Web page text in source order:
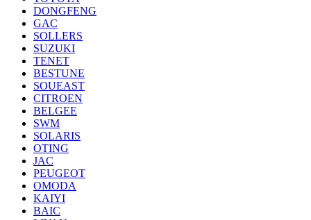
DONGFENG
GAC
SOLLERS
SUZUKI
TENET
BESTUNE
SOUEAST
CITROEN
BELGEE
SWM
SOLARIS
OTING
JAC
PEUGEOT
OMODA
KAIYI
BAIC